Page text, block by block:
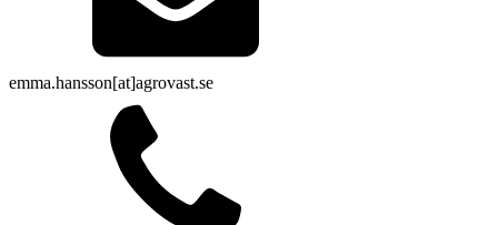
emma.hansson[at]agrovast.se